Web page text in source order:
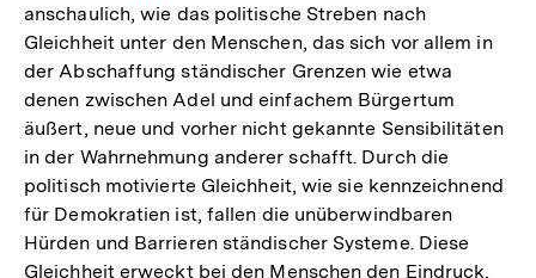
Auflösung
der
Fußnote
anschaulich, wie das politische Streben nach
Gleichheit unter den Menschen, das sich vor allem in
der Abschaffung ständischer Grenzen wie etwa
denen zwischen Adel und einfachem Bürgertum
äußert, neue und vorher nicht gekannte Sensibilitäten
in der Wahrnehmung anderer schafft. Durch die
politisch motivierte Gleichheit, wie sie kennzeichnend
für Demokratien ist, fallen die unüberwindbaren
Hürden und Barrieren ständischer Systeme. Diese
Gleichheit erweckt bei den Menschen den Eindruck,